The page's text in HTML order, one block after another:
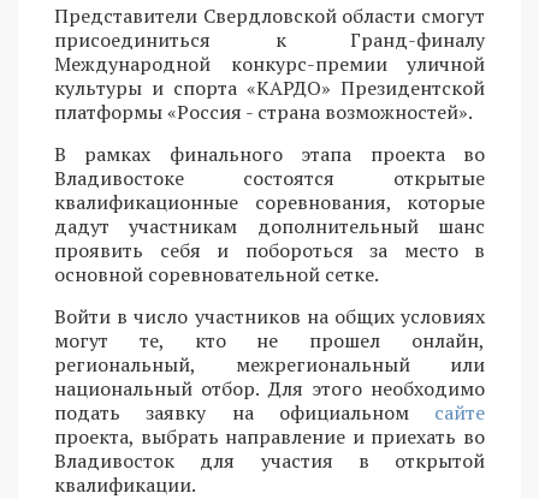
Представители Свердловской области смогут
присоединиться к Гранд-финалу
Международной конкурс-премии уличной
культуры и спорта «КАРДО» Президентской
платформы «Россия - страна возможностей».
В рамках финального этапа проекта во
Владивостоке состоятся открытые
квалификационные соревнования, которые
дадут участникам дополнительный шанс
проявить себя и побороться за место в
основной соревновательной сетке.
Войти в число участников на общих условиях
могут те, кто не прошел онлайн,
региональный, межрегиональный или
национальный отбор. Для этого необходимо
подать заявку на официальном сайте
проекта, выбрать направление и приехать во
Владивосток для участия в открытой
квалификации.